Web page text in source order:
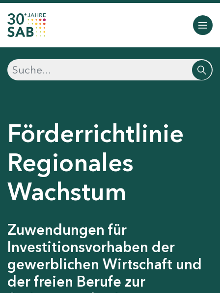
Förderrichtlinie
Regionales
Wachstum
Zuwendungen für
Investitionsvorhaben der
gewerblichen Wirtschaft und
der freien Berufe zur